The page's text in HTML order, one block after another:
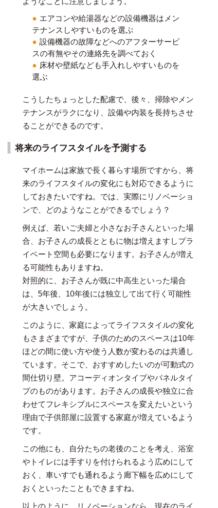
エアコンや給湯器などの設備機器はメン
テナンスしやすいものを選ぶ
設備機器の故障などへのアフターサービ
スの有無やその連絡先を調べておく
床材や壁紙なども手入れしやすいものを
選ぶ
こうしたちょっとした配慮で、後々、掃除やメン
テナンスがラクになり、設備や内装を長持ちさせ
ることができるのです。
将来のライフスタイルを予測する
マイホームは家族で長く暮らす場所ですから、将
来のライフスタイルの変化にも対応できるように
しておきたいですね。では、実際にリノベーショ
ンで、どのようなことができるでしょう？
例えば、若いご夫婦と小さなお子さんといった場
合、お子さんの成長とともに物は増えますしプラ
イベート空間も必要になります。お子さんが増え
る可能性もありますね。
対照的に、お子さんが既に中高生といった場合
は、5年後、10年後には独立して出て行く可能性
が大きいでしょう。
このように、家庭によってライフスタイルの変化
もさまざまですが、子供のためのスペースは10年
ほどの間に使い方や使う人数が変わるのは共通し
ています。そこで、おすすめしたいのが可動式の
間仕切り壁。アコーディオンタイプやパネルタイ
プのものがあります。お子さんの成長や独立に合
わせてフレキシブルにスペースを変えたいという
理由で子供部屋に設置する家庭が増えているよう
です。
この他にも、自分たちの老後のことを考え、浴室
やトイレには手すりを付けられるよう広めにして
おく、車いすでも通れるよう廊下幅を広めにして
おくといったこともできますね。
以上のように、リノベーションなら、現在のライ